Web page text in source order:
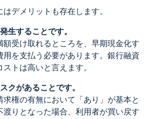
デメリットも存在します。
生することです。
額受け取れるところを、早期現金化す
用を支払う必要があります。銀行融資
トは高いと言えます。
クがあることです。
権の有無において「あり」が基本と
渡りとなった場合、利用者が買い戻す